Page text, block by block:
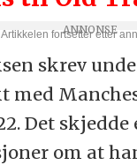
skrev
med
Det
om at